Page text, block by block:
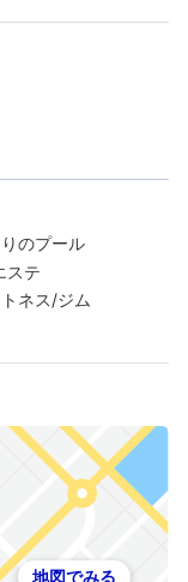
のプール
ステ
ネス/ジム
地図でみる